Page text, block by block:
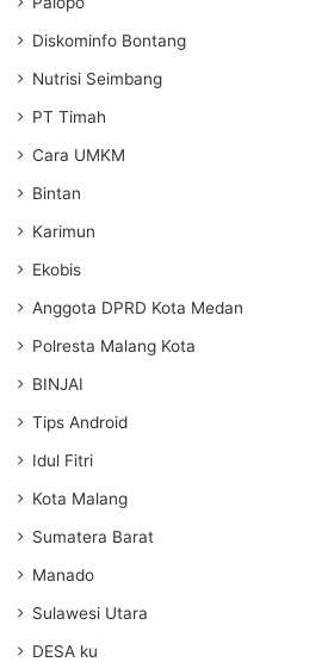
Diskominfo Bontang
Nutrisi Seimbang
PT Timah
Cara UMKM
Bintan
Karimun
Ekobis
Anggota DPRD Kota Medan
Polresta Malang Kota
BINJAI
Tips Android
Idul Fitri
Kota Malang
Sumatera Barat
Manado
Sulawesi Utara
DESA ku